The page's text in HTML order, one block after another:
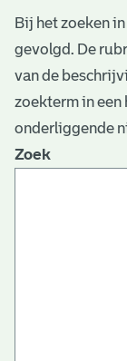
Bij het zoeken
gevolgd. De
van de
zoekterm in een
onderliggende
Zoek